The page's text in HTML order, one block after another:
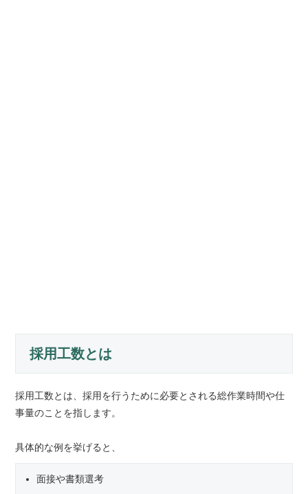
採用工数とは
採用工数とは、採用を行うために必要とされる総作業時間や仕
事量のことを指します。
具体的な例を挙げると、
面接や書類選考